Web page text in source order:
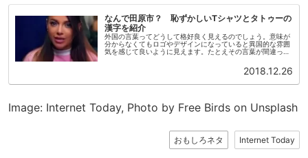
なんで田原市？ 恥ずかしいTシャツとタトゥーの
漢字を紹介
外国の言葉ってどうして格好良く見えるのでしょう。意味が
分からなくてもロゴやデザインになっていると異国的な雰囲
気を感じて良いように見えます。たとえその言葉が間違って
2018.12.26
Image: Internet Today, Photo by Free Birds on Unsplash
おもしろネタ Internet Today